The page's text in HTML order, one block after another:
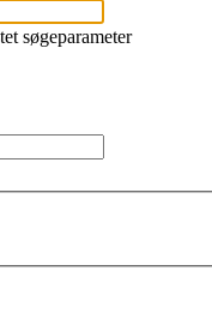
søgeparameter